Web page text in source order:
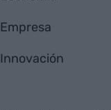
Empresa
Innovación